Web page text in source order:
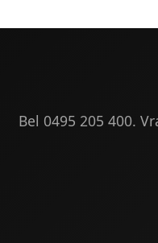
Bel 0495 205 400.